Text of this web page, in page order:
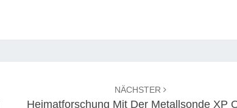
NÄCHSTER
Heimatforschung Mit Der Metallsonde XP